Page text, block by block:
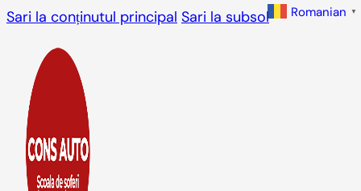
Sari la conținutul principal Sari la subsol Romanian ▼